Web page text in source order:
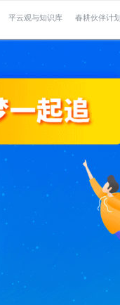
平云观与知识库 春耕伙伴计划